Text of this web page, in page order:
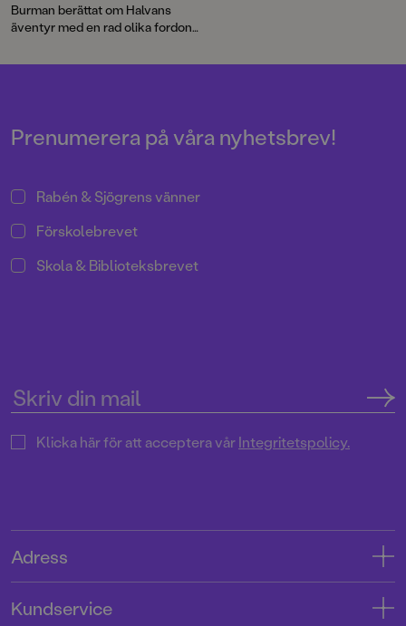
Burman berättat om Halvans
äventyr med en rad olika fordon.
skogsmaskinist får Halvan köra
näringar. Barnböckerna om
Halvan har sålt i mer än 2 miljoner
Prenumerera på våra nyhetsbrev!
Rabén & Sjögrens vänner
Förskolebrevet
Skola & Biblioteksbrevet
Klicka här för att acceptera vårIntegritetspolicy.
Adress
Kundservice